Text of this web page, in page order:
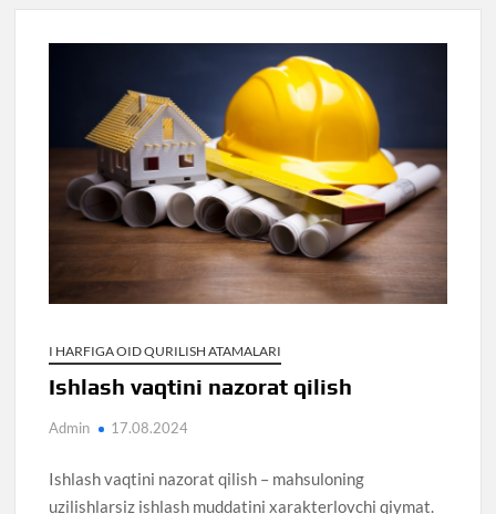
I HARFIGA OID QURILISH ATAMALARI
Ishlash vaqtini nazorat qilish
Admin 17.08.2024
Ishlash vaqtini nazorat qilish – mahsuloning
uzilishlarsiz ishlash muddatini xarakterlovchi qiymat.